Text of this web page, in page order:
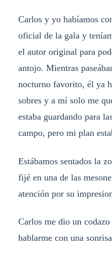
Carlos y yo habíamos
oficial de la gala y
el autor original para
antojo. Mientras
nocturno favorito, él ya
sobres y a mí solo me
estaba guardando para
campo, pero mi plan
Estábamos sentados la
fijé en una de las
atención por su
Carlos me dio un
hablarme con una